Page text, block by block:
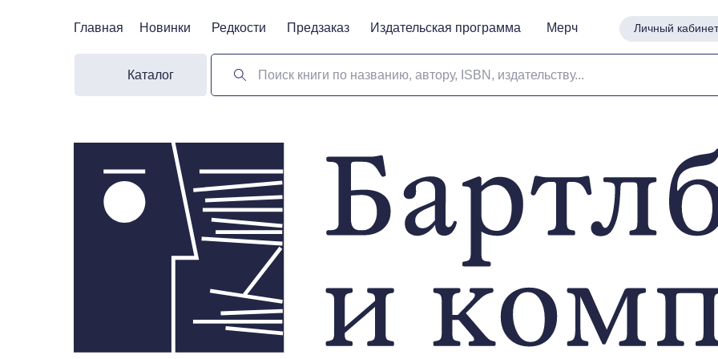
Личный кабинет
Поиск книги по названию, автору, ISBN, издательству...
Новинки Предзаказ Издательская программа Мерч
Редкости
Главная
Каталог
Личный кабинет
Новинки Предзаказ Издательская программа Мерч
Редкости
Главная